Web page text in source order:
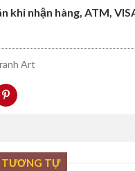
khi nhận hàng, ATM,
Art
TƯƠNG TỰ